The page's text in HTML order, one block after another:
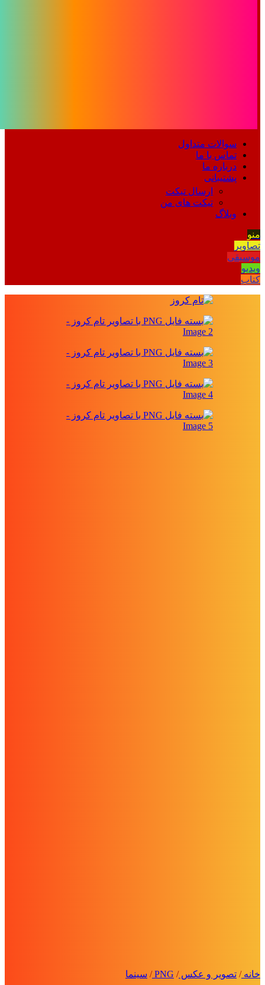
سوالات متداول
تماس با ما
درباره ما
پشتیبانی
ارسال تیکت
تیکت های من
وبلاگ
منو
تصاویر
موسیقی
ویدیو
کتاب
خانه/ تصویر و عکس/
PNG
/ سینما